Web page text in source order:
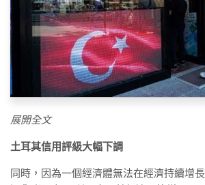
展開全文
土耳其信用評級大幅下調
同時，因為一個經濟體無法在經濟持續增